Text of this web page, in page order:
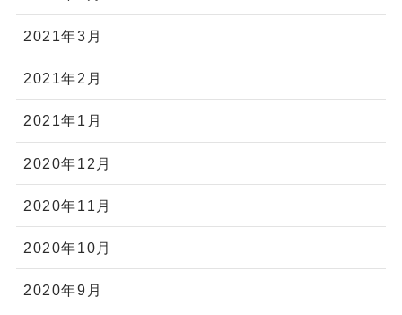
2021年3月
2021年2月
2021年1月
2020年12月
2020年11月
2020年10月
2020年9月